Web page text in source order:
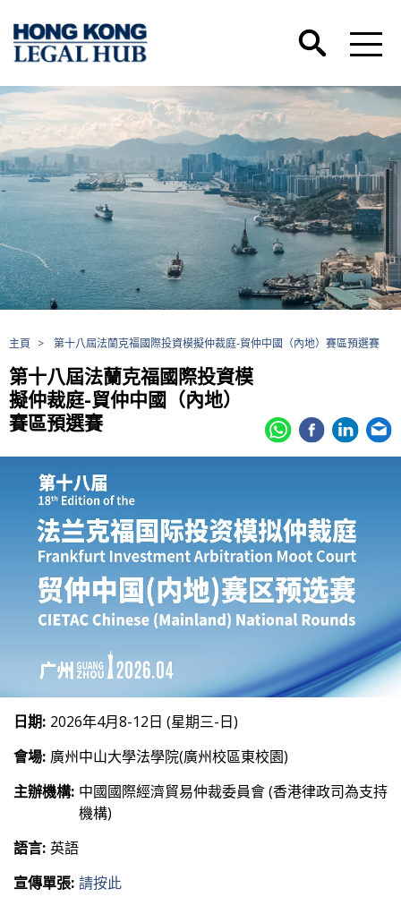
主頁 > 第十八屆法蘭克福國際投資模擬仲裁庭-貿仲中國（內地）賽區預選賽
第十八屆法蘭克福國際投資模
擬仲裁庭-貿仲中國（內地）
賽區預選賽
日期: 2026年4月8-12日 (星期三-日)
會場: 廣州中山大學法學院(廣州校區東校園)
主辦機構: 中國國際經濟貿易仲裁委員會 (香港律政司為支持
機構)
語言: 英語
宣傳單張: 請按此